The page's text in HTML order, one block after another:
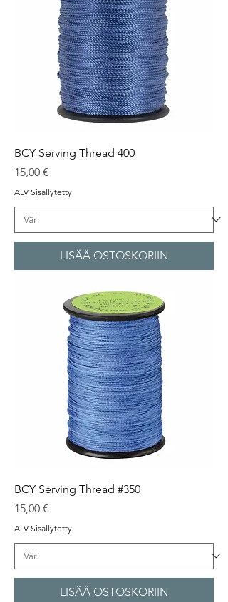
BCY Serving Thread 400
Hinta
15,00 €
ALV Sisällytetty
LISÄÄ OSTOSKORIIN
BCY Serving Thread #350
Hinta
15,00 €
ALV Sisällytetty
LISÄÄ OSTOSKORIIN